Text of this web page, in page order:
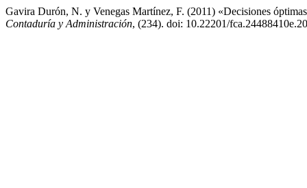
Gavira Durón, N. y Venegas Martínez, F. (2011) «Decisiones
Contaduría y Administración, (234). doi: 10.22201/